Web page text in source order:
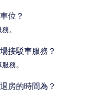
位？
。
接駁車服務？
務。
房的時間為？